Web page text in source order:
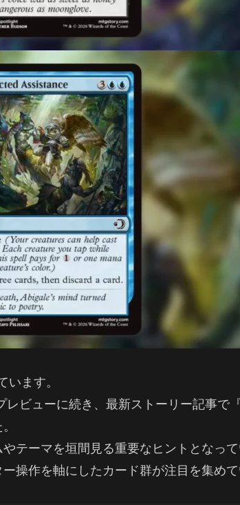
います。
レビューに続き、最新ストーリー記事で
テーマを垣間見る重要なヒントとなって
操作を軸にしたカード群が注目を集めて